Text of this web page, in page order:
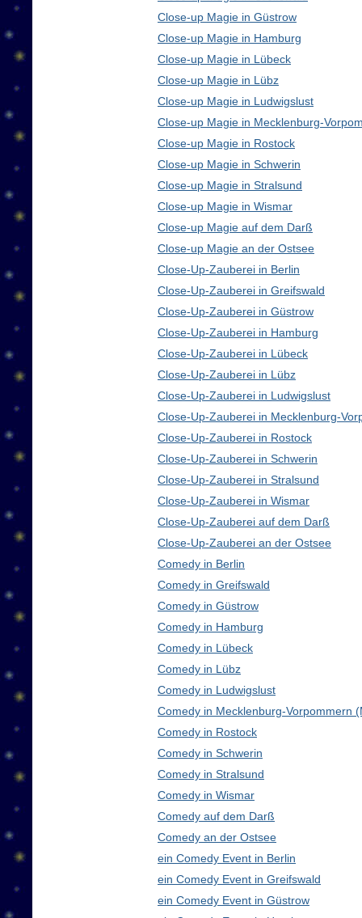
Close-up Magie in Güstrow
Close-up Magie in Hamburg
Close-up Magie in Lübeck
Close-up Magie in Lübz
Close-up Magie in Ludwigslust
Close-up Magie in Mecklenburg-
Close-up Magie in Rostock
Close-up Magie in Schwerin
Close-up Magie in Stralsund
Close-up Magie in Wismar
Close-up Magie auf dem Darß
Close-up Magie an der Ostsee
Close-Up-Zauberei in Berlin
Close-Up-Zauberei in Greifswald
Close-Up-Zauberei in Güstrow
Close-Up-Zauberei in Hamburg
Close-Up-Zauberei in Lübeck
Close-Up-Zauberei in Lübz
Close-Up-Zauberei in Ludwigslust
Close-Up-Zauberei in Mecklenburg-
Close-Up-Zauberei in Rostock
Close-Up-Zauberei in Schwerin
Close-Up-Zauberei in Stralsund
Close-Up-Zauberei in Wismar
Close-Up-Zauberei auf dem Darß
Close-Up-Zauberei an der Ostsee
Comedy in Berlin
Comedy in Greifswald
Comedy in Güstrow
Comedy in Hamburg
Comedy in Lübeck
Comedy in Lübz
Comedy in Ludwigslust
Comedy in Mecklenburg-Vorpommern
Comedy in Rostock
Comedy in Schwerin
Comedy in Stralsund
Comedy in Wismar
Comedy auf dem Darß
Comedy an der Ostsee
ein Comedy Event in Berlin
ein Comedy Event in Greifswald
ein Comedy Event in Güstrow